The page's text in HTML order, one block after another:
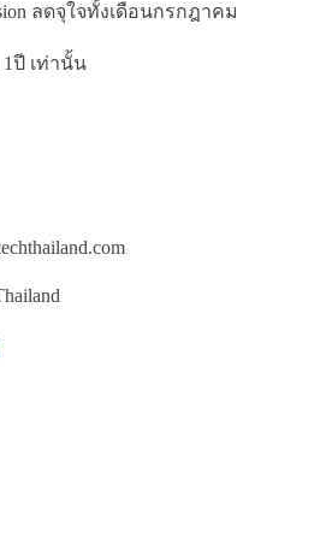
ลดจุใจทั้งเดือนกรกฎาคม
1ปี เท่านั้น